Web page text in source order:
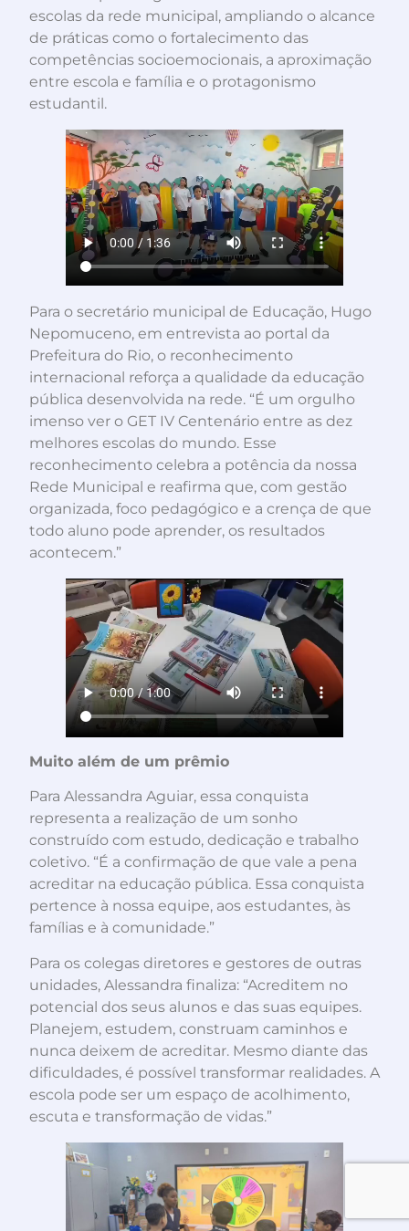
escolas da rede municipal, ampliando o alcance
de práticas como o fortalecimento das
competências socioemocionais, a aproximação
entre escola e família e o protagonismo
estudantil.
Para o secretário municipal de Educação, Hugo
Nepomuceno, em entrevista ao portal da
Prefeitura do Rio, o reconhecimento
internacional reforça a qualidade da educação
pública desenvolvida na rede. “É um orgulho
imenso ver o GET IV Centenário entre as dez
melhores escolas do mundo. Esse
reconhecimento celebra a potência da nossa
Rede Municipal e reafirma que, com gestão
organizada, foco pedagógico e a crença de que
todo aluno pode aprender, os resultados
acontecem.”
Muito além de um prêmio
Para Alessandra Aguiar, essa conquista
representa a realização de um sonho
construído com estudo, dedicação e trabalho
coletivo. “É a confirmação de que vale a pena
acreditar na educação pública. Essa conquista
pertence à nossa equipe, aos estudantes, às
famílias e à comunidade.”
Para os colegas diretores e gestores de outras
unidades, Alessandra finaliza: “Acreditem no
potencial dos seus alunos e das suas equipes.
Planejem, estudem, construam caminhos e
nunca deixem de acreditar. Mesmo diante das
dificuldades, é possível transformar realidades. A
escola pode ser um espaço de acolhimento,
escuta e transformação de vidas.”